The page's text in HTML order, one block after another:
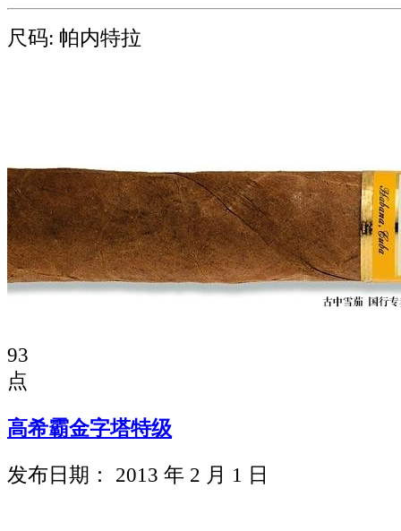
尺码: 帕内特拉
93
点
高希霸金字塔特级
发布日期： 2013 年 2 月 1 日